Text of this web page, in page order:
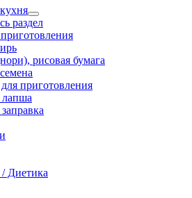
раздел
рисовая бумага
приготовления
Диетика